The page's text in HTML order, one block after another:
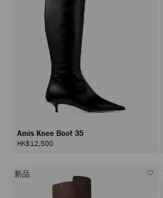
Amis Knee Boot 35
HK$12,500
新品